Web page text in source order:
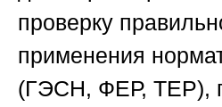
проверку
применения
(ГЭСН, ФЕР, ТЕР),